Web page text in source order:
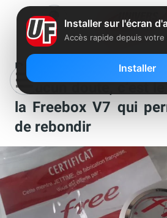
Résultat sondage :
a aucun doute, c’est
la Freebox V7 qui
de rebondir
Installer sur l'écran
Accès rapide depuis votre
Installer